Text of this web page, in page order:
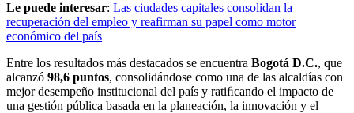
Le puede interesar: Las ciudades capitales consolidan la
recuperación del empleo y reafirman su papel como motor
económico del país
Entre los resultados más destacados se encuentra Bogotá D.C., que
alcanzó 98,6 puntos, consolidándose como una de las alcaldías con
mejor desempeño institucional del país y ratiﬁcando el impacto de
una gestión pública basada en la planeación, la innovación y el